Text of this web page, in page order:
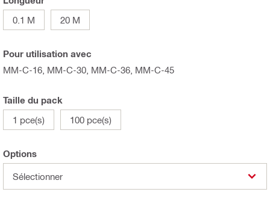
0.1 M
20 M
Pour utilisation avec
MM-C-16, MM-C-30, MM-C-36, MM-C-45
Taille du pack
1 pce(s)
100 pce(s)
Options
Sélectionner